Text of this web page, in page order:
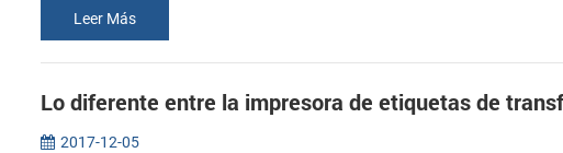
Leer Más
2017-12-05